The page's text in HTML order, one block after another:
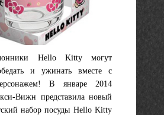
Hello Kitty могут
и ужинать вместе с
В январе 2014
Вижн представила новый
набор посуды Hello Kitty